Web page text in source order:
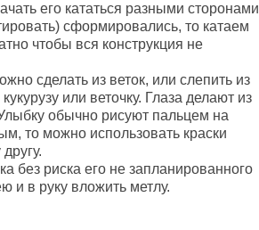
его кататься разными сторонами
сформировались, то катаем
чтобы вся конструкция не
сделать из веток, или слепить из
или веточку. Глаза делают из
обычно рисуют пальцем на
то можно использовать краски
без риска его не запланированного
и в руку вложить метлу.